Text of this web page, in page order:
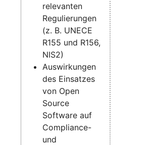
relevanten
Regulierungen
(z. B. UNECE
R155 und R156,
NIS2)
Auswirkungen
des Einsatzes
von Open
Source
Software auf
Compliance-
und